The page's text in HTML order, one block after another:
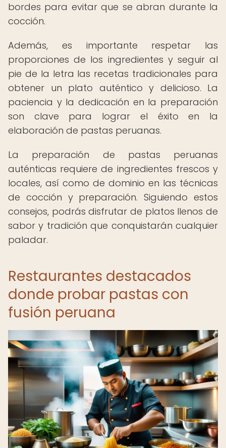
bordes para evitar que se abran durante la
cocción.
Además, es importante respetar las
proporciones de los ingredientes y seguir al
pie de la letra las recetas tradicionales para
obtener un plato auténtico y delicioso. La
paciencia y la dedicación en la preparación
son clave para lograr el éxito en la
elaboración de pastas peruanas.
La preparación de pastas peruanas
auténticas requiere de ingredientes frescos y
locales, así como de dominio en las técnicas
de cocción y preparación. Siguiendo estos
consejos, podrás disfrutar de platos llenos de
sabor y tradición que conquistarán cualquier
paladar.
Restaurantes destacados
donde probar pastas con
fusión peruana